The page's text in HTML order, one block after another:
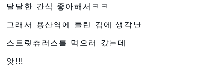
달달한 간식 좋아해서ㅋㅋ
그래서 용산역에 들린 김에 생각난
스트릿츄러스를 먹으러 갔는데
앗!!!